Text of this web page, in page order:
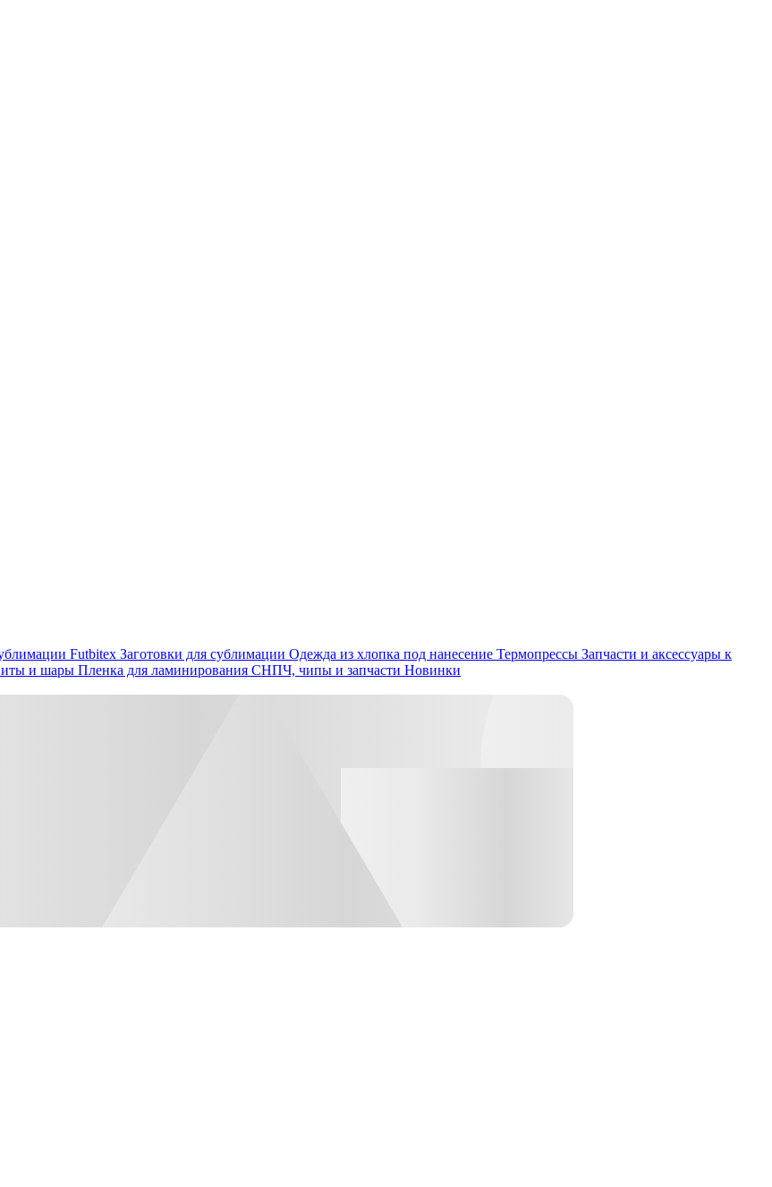
Futbitex Заготовки для сублимации Одежда из хлопка под нанесение Термопрессы Запчасти и аксессуары к
и шары Пленка для ламинирования СНПЧ, чипы и запчасти Новинки